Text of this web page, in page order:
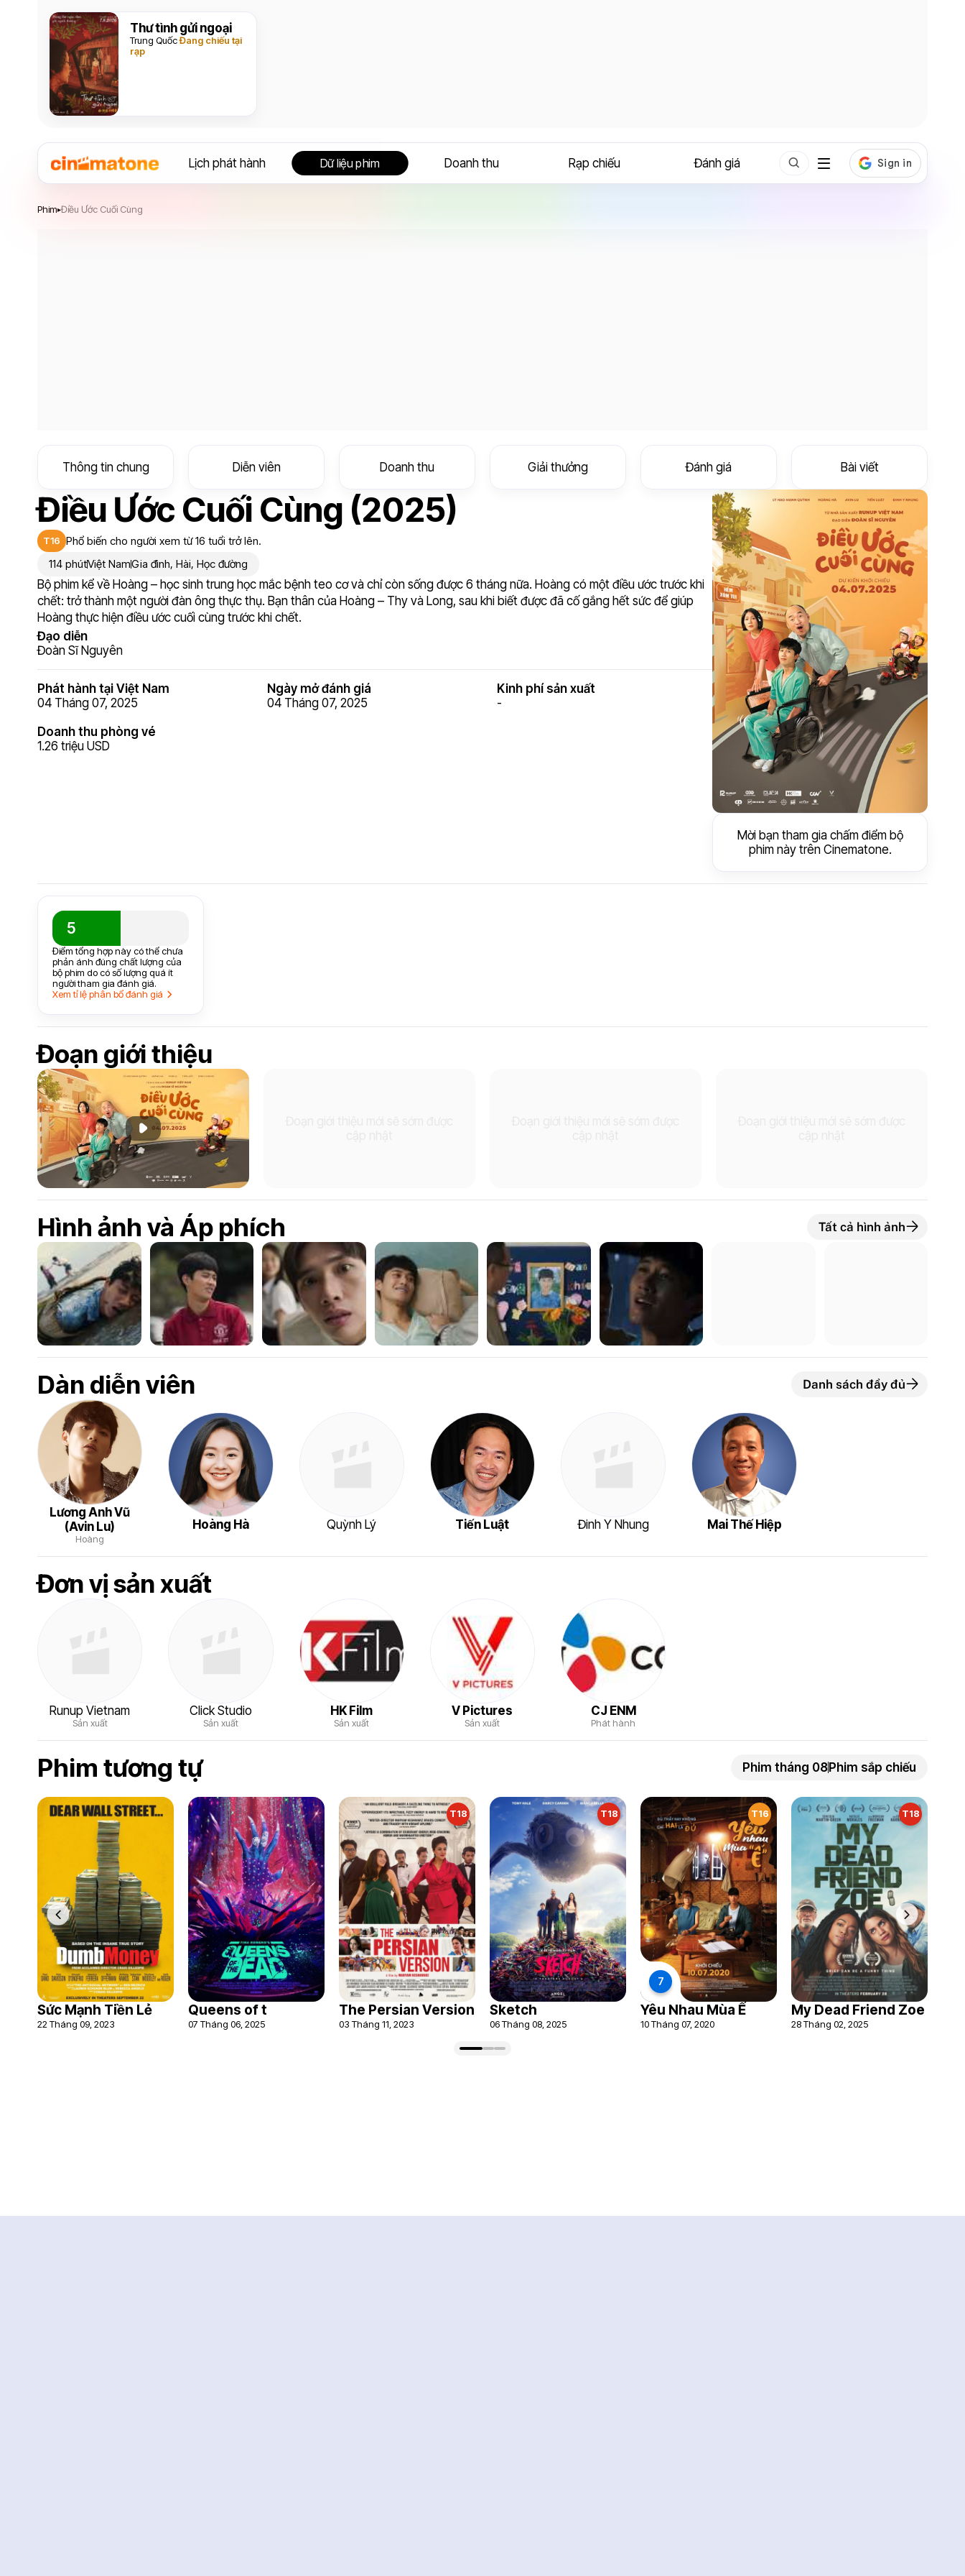
Thư tình gửi ngoại
Trung QuốcĐang chiếu tại
rạp
Lịch phát hành Dữ liệu phim Doanh thu Rạp chiếu Đánh giá
Phim▸Điều Ước Cuối Cùng
Thông tin chung Diễn viên Doanh thu Giải thưởng Đánh giá Bài viết
Điều Ước Cuối Cùng (2025)
T16 Phổ biến cho người xem từ 16 tuổi trở lên.
114 phútViệt NamGia đình, Hài, Học đường
Bộ phim kể về Hoàng – học sinh trung học mắc bệnh teo cơ và chỉ còn sống được 6 tháng nữa. Hoàng có một điều ước trước khi
chết: trở thành một người đàn ông thực thụ. Bạn thân của Hoàng – Thy và Long, sau khi biết được đã cố gắng hết sức để giúp
Hoàng thực hiện điều ước cuối cùng trước khi chết.
Đạo diễn
Đoàn Sĩ Nguyên
Phát hành tại Việt Nam
04 Tháng 07, 2025
Ngày mở đánh giá
04 Tháng 07, 2025
Kinh phí sản xuất
-
Doanh thu phòng vé
1.26 triệu USD
Mời bạn tham gia chấm điểm bộ
phim này trên Cinematone.
5
Điểm tổng hợp này có thể chưa
phản ánh đúng chất lượng của
bộ phim do có số lượng quá ít
người tham gia đánh giá.
Xem tỉ lệ phân bổ đánh giá
Đoạn giới thiệu
Phát đoạn giới thiệu
Hình ảnh và Áp phích Tất cả hình ảnh
Dàn diễn viên Danh sách đầy đủ
Lương Anh Vũ
(Avin Lu)
Hoàng
Hoàng Hà Quỳnh Lý Tiến Luật Đinh Y Nhung Mai Thế Hiệp
Đơn vị sản xuất
Runup Vietnam
Sản xuất
Click Studio
Sản xuất
HK Film
Sản xuất
V Pictures
Sản xuất
CJ ENM
Phát hành
Phim tương tự Phim tháng 08Phim sắp chiếu
Sức Mạnh Tiền Lẻ
22 Tháng 09, 2023
Queens of t
07 Tháng 06, 2025
T18
The Persian Version
03 Tháng 11, 2023
T18
Sketch
06 Tháng 08, 2025
T16
7
Yêu Nhau Mùa Ế
10 Tháng 07, 2020
T18
My Dead Friend Zoe
28 Tháng 02, 2025